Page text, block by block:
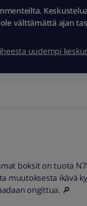
ole välttämättä ajan
uudempi
boksit on tuota
muutoksesta ikävä
ongittua. 🔎